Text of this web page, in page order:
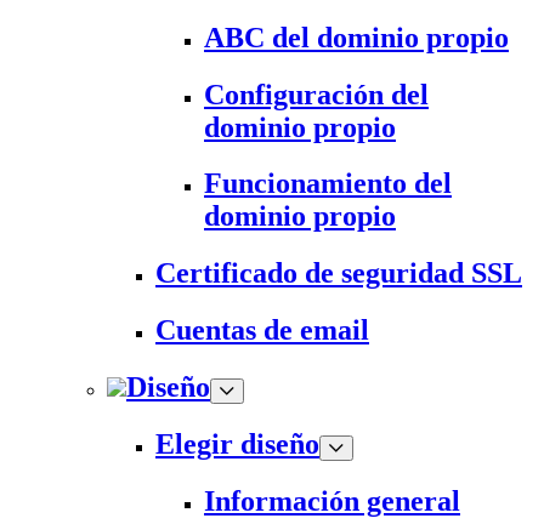
ABC del dominio propio
Configuración del
dominio propio
Funcionamiento del
dominio propio
Certificado de seguridad SSL
Cuentas de email
Diseño
Elegir diseño
Información general